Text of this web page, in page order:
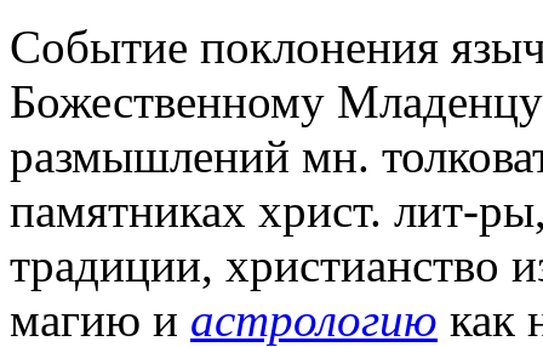
Событие поклонения
Божественному
размышлений мн.
памятниках христ. лит-
традиции, христианство
магию и астрологию как